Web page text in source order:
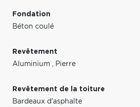
Fondation
Béton coulé
Revêtement
Aluminium , Pierre
Revêtement de la toiture
Bardeaux d'asphalte